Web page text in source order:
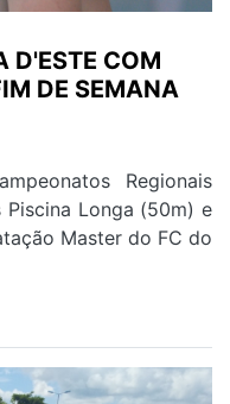
D'ESTE COM
DE SEMANA
Regionais
Longa (50m) e
Master do FC do